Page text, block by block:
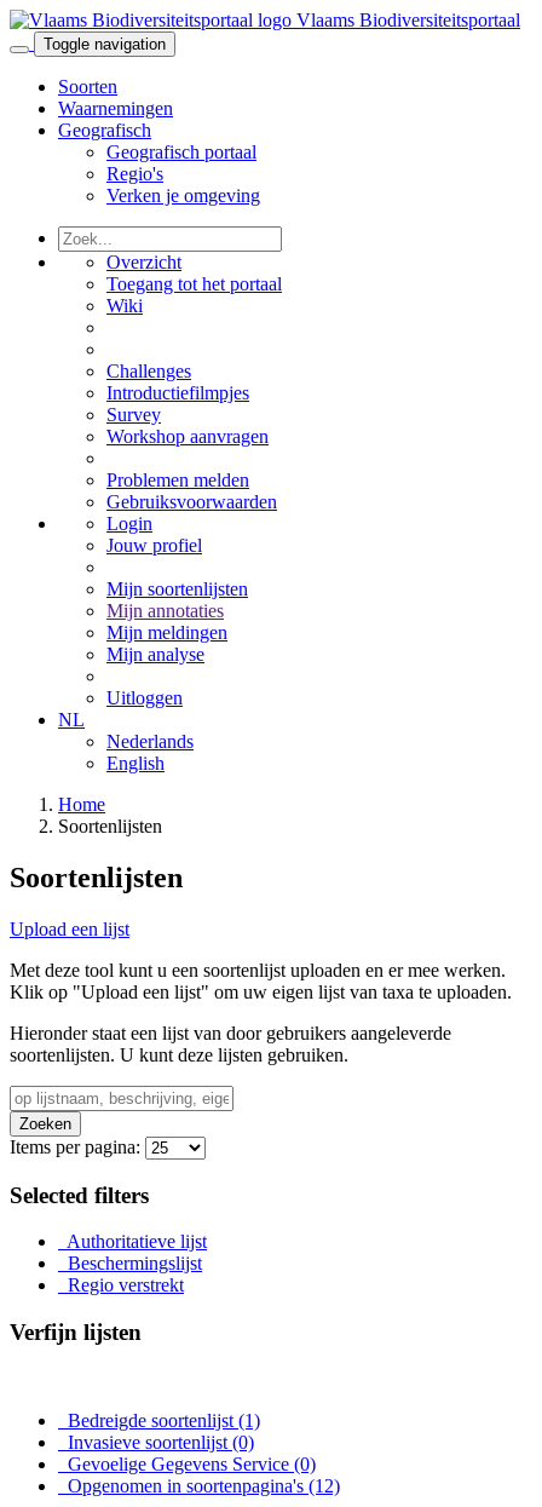
Vlaams Biodiversiteitsportaal
Toggle navigation
Soorten
Waarnemingen
Geografisch
Geografisch portaal
Regio's
Verken je omgeving
Overzicht
Toegang tot het portaal
Wiki
Challenges
Introductiefilmpjes
Survey
Workshop aanvragen
Problemen melden
Gebruiksvoorwaarden
Login
Jouw profiel
Mijn soortenlijsten
Mijn annotaties
Mijn meldingen
Mijn analyse
Uitloggen
NL
Nederlands
English
Home
Soortenlijsten
Soortenlijsten
Upload een lijst
Met deze tool kunt u een soortenlijst uploaden en er mee werken.
Klik op "Upload een lijst" om uw eigen lijst van taxa te uploaden.
Hieronder staat een lijst van door gebruikers aangeleverde
soortenlijsten. U kunt deze lijsten gebruiken.
Zoeken
Items per pagina:
Selected filters
Authoritatieve lijst
Beschermingslijst
Regio verstrekt
Verfijn lijsten
Bedreigde soortenlijst (1)
Invasieve soortenlijst (0)
Gevoelige Gegevens Service (0)
Opgenomen in soortenpagina's (12)